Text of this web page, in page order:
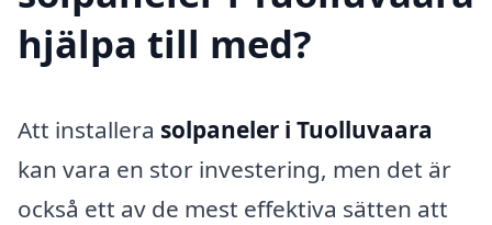
hjälpa till med?
Att installera solpaneler i Tuolluvaara
kan vara en stor investering, men det är
också ett av de mest effektiva sätten att